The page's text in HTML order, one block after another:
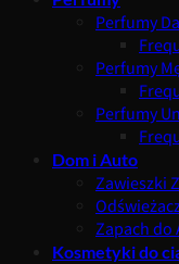
Perfumy
Perfumy
Perfumy
Dom i Auto
Zawieszki
Zapach do
Kosmetyki do